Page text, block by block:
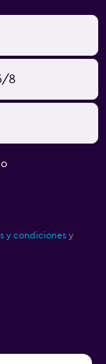
8
y condiciones y